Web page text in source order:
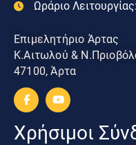
Ωράριο Λειτουργίας:
Επιμελητήριο Άρτας
Κ.Αιτωλού &
47100, Άρτα
Χρήσιμοι